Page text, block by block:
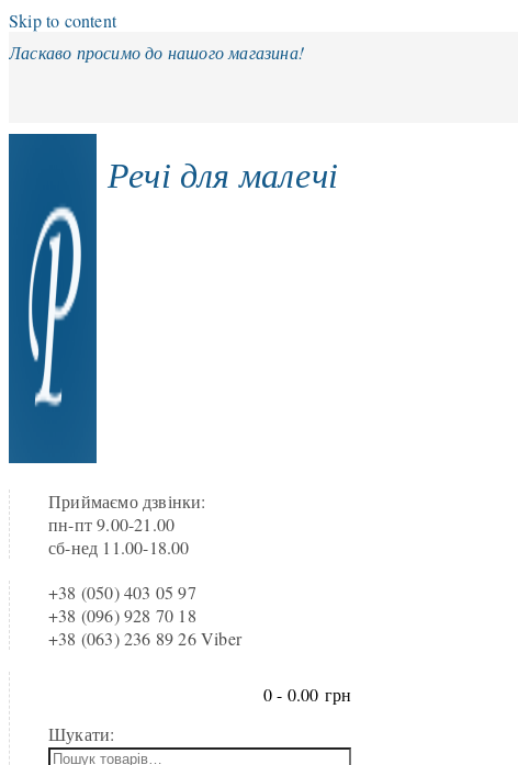
Skip to content
Ласкаво просимо до нашого магазина!
Речі для малечі
Приймаємо дзвінки:
пн-пт 9.00-21.00
сб-нед 11.00-18.00
+38 (050) 403 05 97
+38 (096) 928 70 18
+38 (063) 236 89 26 Viber
0 - 0.00 грн
Шукати: